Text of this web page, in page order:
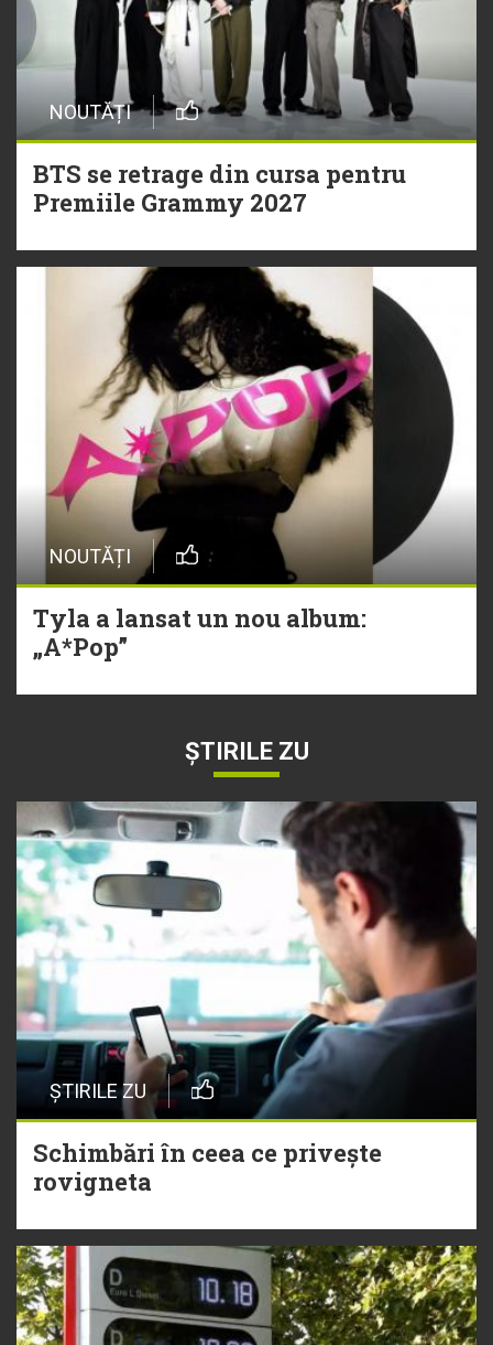
NOUTĂȚI
BTS se retrage din cursa pentru
Premiile Grammy 2027
NOUTĂȚI
Tyla a lansat un nou album:
„A*Pop”
ȘTIRILE ZU
ȘTIRILE ZU
Schimbări în ceea ce privește
rovigneta